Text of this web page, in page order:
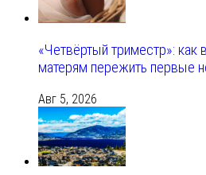
«Четвёртый триместр»:
матерям пережить первые
Авг 5, 2026